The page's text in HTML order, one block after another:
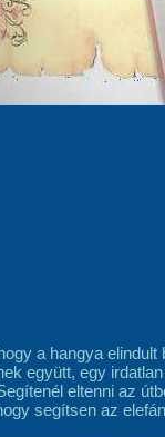
a hangya
együtt, egy
eltenni az
segítsen az